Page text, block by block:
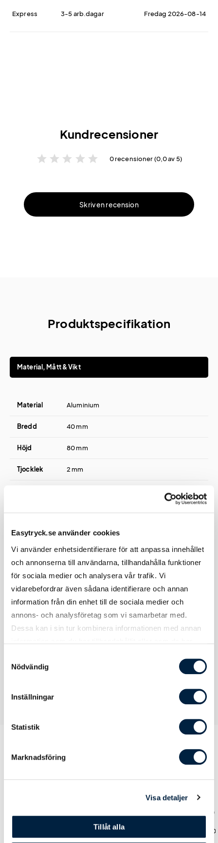
Easytryck.se använder cookies
Vi använder enhetsidentifierare för att anpassa innehållet
och annonserna till användarna, tillhandahålla funktioner
för sociala medier och analysera vår trafik. Vi
vidarebefordrar även sådana identifierare och annan
information från din enhet till de sociala medier och
annons- och analysföretag som vi samarbetar med.
Dessa kan i sin tur kombinera informationen med annan
Nödvändig
Inställningar
Statistik
Marknadsföring
Visa detaljer
Tillåt alla
Express 3-5 arb.dagar Fredag 2026-08-14
Kundrecensioner
star star star star star 0 recensioner (0,0 av 5)
Skriv en recension
Produktspecifikation
Material, Mått & Vikt
Material Aluminium
Bredd 40 mm
Höjd 80 mm
Tjocklek 2 mm
Tryck
Tryckmetod(er) Tampotryck eller Lasergravyr
Att tänka på
Vid tryck på svart produkt blir
1000
19,70 16,60